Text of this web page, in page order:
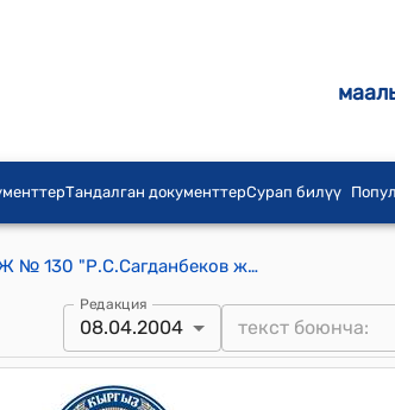
Тандалган документтерСурап билүү
КР Президентинин 2004-жылдын 8-апрелиндеги ПЖ № 130 "Р.С.Сагданбеков жөнүндө" жарлыгы
Редакция
08.04.2004